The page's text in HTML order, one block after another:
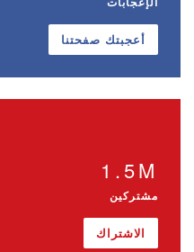
أعجبتك صفحتنا
1.5M
مشتركين
الاشتراك